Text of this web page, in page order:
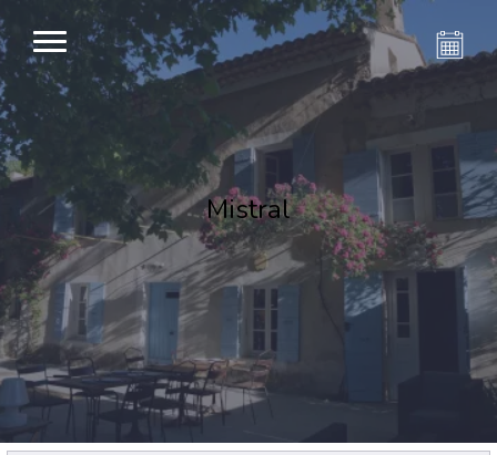
Mistral